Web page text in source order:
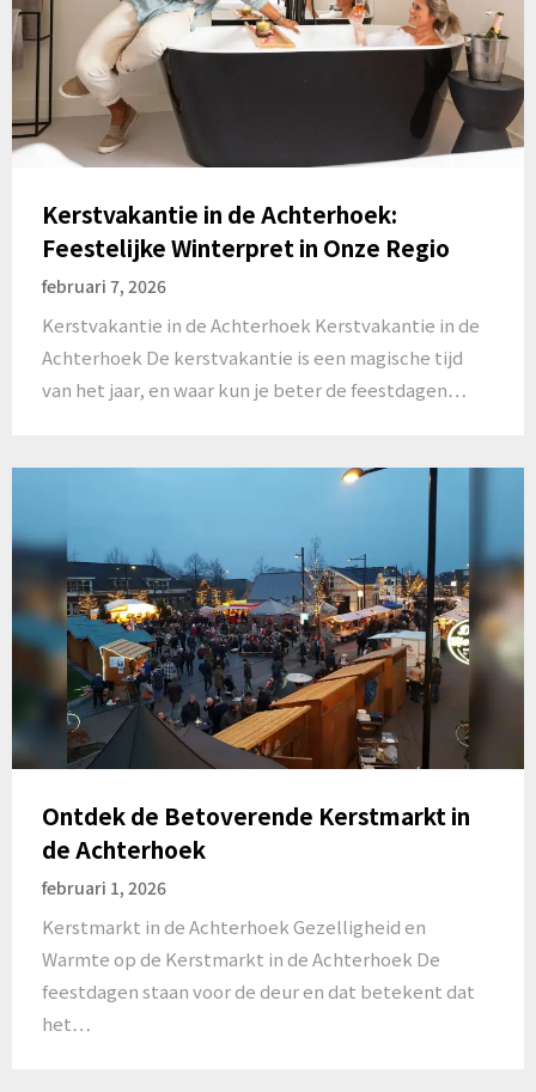
Kerstvakantie in de Achterhoek:
Feestelijke Winterpret in Onze Regio
februari 7, 2026
Kerstvakantie in de Achterhoek Kerstvakantie in de
Achterhoek De kerstvakantie is een magische tijd
van het jaar, en waar kun je beter de feestdagen…
Ontdek de Betoverende Kerstmarkt in
de Achterhoek
februari 1, 2026
Kerstmarkt in de Achterhoek Gezelligheid en
Warmte op de Kerstmarkt in de Achterhoek De
feestdagen staan voor de deur en dat betekent dat
het…